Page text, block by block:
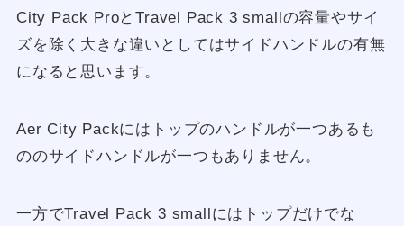
City Pack ProとTravel Pack 3 smallの容量やサイ
ズを除く大きな違いとしてはサイドハンドルの有無
になると思います。
Aer City Packにはトップのハンドルが一つあるも
ののサイドハンドルが一つもありません。
一方でTravel Pack 3 smallにはトップだけでな